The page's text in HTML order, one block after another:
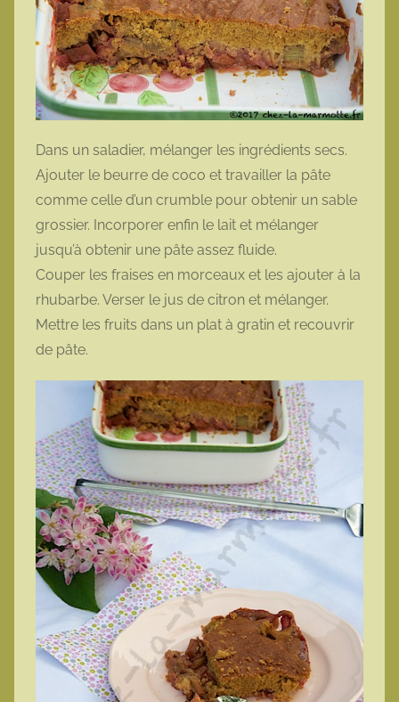
Dans un saladier, mélanger les ingrédients secs.
Ajouter le beurre de coco et travailler la pâte
comme celle d’un crumble pour obtenir un sable
grossier. Incorporer enfin le lait et mélanger
jusqu’à obtenir une pâte assez fluide.
Couper les fraises en morceaux et les ajouter à la
rhubarbe. Verser le jus de citron et mélanger.
Mettre les fruits dans un plat à gratin et recouvrir
de pâte.